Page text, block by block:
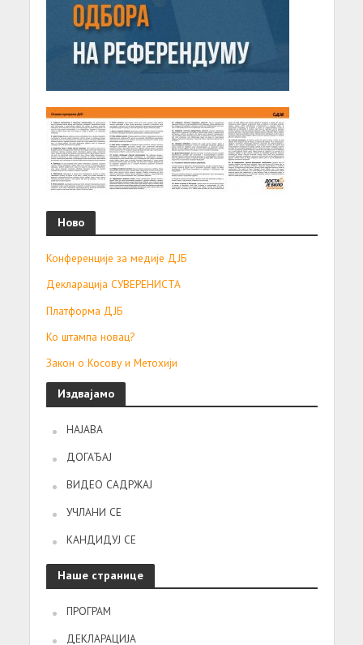
Ново
Конференције за медије ДЈБ
Декларација СУВЕРЕНИСТА
Платформа ДЈБ
Ко штампа новац?
Закон о Косову и Метохији
Издвајамо
НАЈАВА
ДОГАЂАЈ
ВИДЕО САДРЖАЈ
УЧЛАНИ СЕ
КАНДИДУЈ СЕ
Наше странице
ПРОГРАМ
ДЕКЛАРАЦИЈА